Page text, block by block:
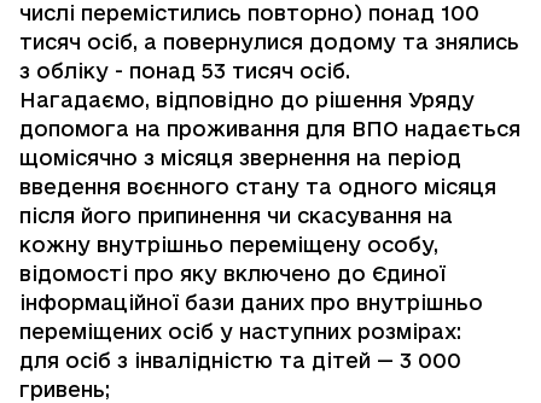
числі перемістились повторно) понад 100
тисяч осіб, а повернулися додому та знялись
з обліку - понад 53 тисяч осіб.
Нагадаємо, відповідно до рішення Уряду
допомога на проживання для ВПО надається
щомісячно з місяця звернення на період
введення воєнного стану та одного місяця
після його припинення чи скасування на
кожну внутрішньо переміщену особу,
відомості про яку включено до Єдиної
інформаційної бази даних про внутрішньо
переміщених осіб у наступних розмірах:
для осіб з інвалідністю та дітей — 3 000
гривень;